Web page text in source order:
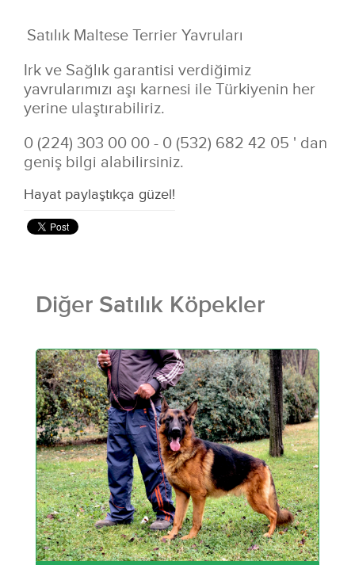
Satılık Maltese Terrier Yavruları
Irk ve Sağlık garantisi verdiğimiz
yavrularımızı aşı karnesi ile Türkiyenin her
yerine ulaştırabiliriz.
0 (224) 303 00 00 - 0 (532) 682 42 05 ' dan
geniş bilgi alabilirsiniz.
Hayat paylaştıkça güzel!
Diğer Satılık Köpekler